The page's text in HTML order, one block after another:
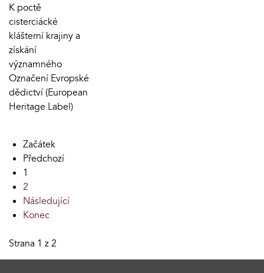
K poctě
cisterciácké
klášterní krajiny a
získání
významného
Označení Evropské
dědictví (European
Heritage Label)
Začátek
Předchozí
1
2
Následující
Konec
Strana 1 z 2